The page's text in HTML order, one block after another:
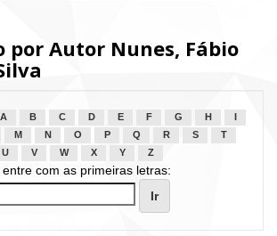
por Autor Nunes, Fábio
A B C D E F G H
M N O P Q R S
T
U
V W X Y Z
entre com as primeiras letras: